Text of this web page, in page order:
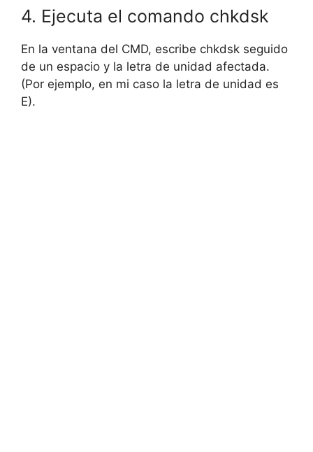
4. Ejecuta el comando chkdsk
En la ventana del CMD, escribe chkdsk seguido
de un espacio y la letra de unidad afectada.
(Por ejemplo, en mi caso la letra de unidad es
E).